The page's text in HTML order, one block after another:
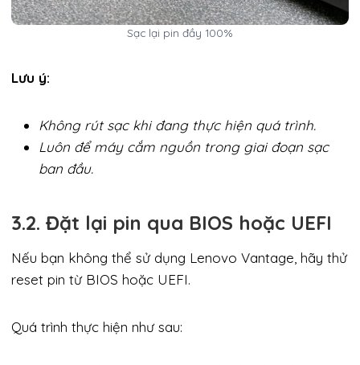
Sạc lại pin đầy 100%
Lưu ý:
Không rút sạc khi đang thực hiện quá trình.
Luôn để máy cắm nguồn trong giai đoạn sạc
ban đầu.
3.2. Đặt lại pin qua BIOS hoặc UEFI
Nếu bạn không thể sử dụng Lenovo Vantage, hãy thử
reset pin từ BIOS hoặc UEFI.
Quá trình thực hiện như sau: